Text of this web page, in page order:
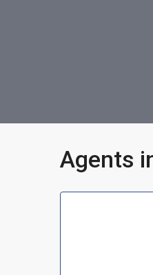
Agents